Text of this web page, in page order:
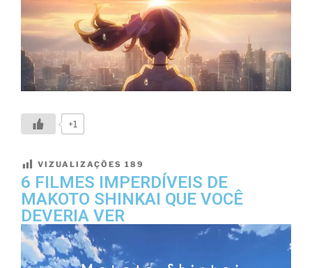
+1
VIZUALIZAÇÕES 189
6 FILMES IMPERDÍVEIS DE
MAKOTO SHINKAI QUE VOCÊ
DEVERIA VER